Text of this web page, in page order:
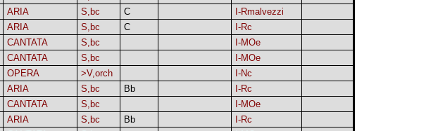
ARIA S,bc C
I-Rmalvezzi
ARIA S,bc C
I-Rc
CANTATA S,bc
I-MOe
CANTATA S,bc
I-MOe
OPERA >V,orch
I-Nc
ARIA S,bc Bb
I-Rc
CANTATA S,bc
I-MOe
ARIA S,bc Bb
I-Rc